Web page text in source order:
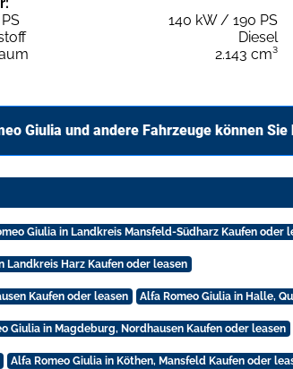
140 kW / 190 PS
Diesel
2.143 cm³
Giulia und andere Fahrzeuge können Sie
Giulia in Landkreis Mansfeld-Südharz Kaufen oder
Landkreis Harz Kaufen oder leasen
Kaufen oder leasen Alfa Romeo Giulia in Halle,
Giulia in Magdeburg, Nordhausen Kaufen oder leasen
Alfa Romeo Giulia in Köthen, Mansfeld Kaufen oder